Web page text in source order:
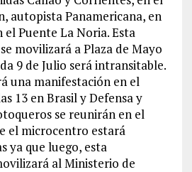
autopista Panamericana, en
el Puente La Noria. Esta
movilizará a Plaza de Mayo
9 de Julio será intransitable.
una manifestación en el
13 en Brasil y Defensa y
se reunirán en el
el microcentro estará
ya que luego, esta
al Ministerio de